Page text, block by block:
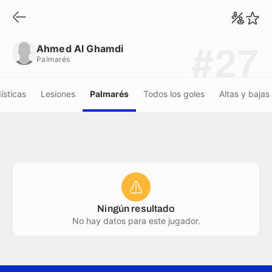
Ahmed Al Ghamdi
Palmarés
Lesiones Palmarés Todos los goles Altas y bajas
Ningún resultado
No hay datos para este jugador.